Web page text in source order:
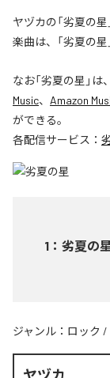
ヤヅカの「劣夏の
楽曲は、「劣夏の星
なお「劣夏の星 」は、
Music、 Amazon
ができる。
各配信サービス：
1 ： 劣夏の星
ジャンル： ロック /